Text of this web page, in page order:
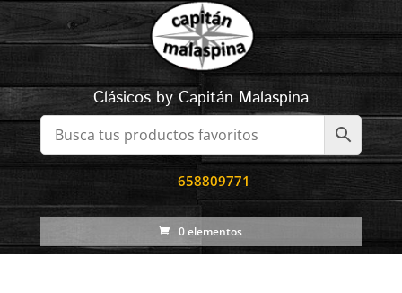
Clásicos by Capitán Malaspina
658809771
0 elementos